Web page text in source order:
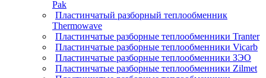
Pak
Пластинчатый разборный теплообменник
Thermowave
Пластинчатые разборные теплообменники Tranter
Пластинчатые разборные теплообменники Vicarb
Пластинчатые разборные теплообменники ЗЭО
Пластинчатые разборные теплообменники Zilmet